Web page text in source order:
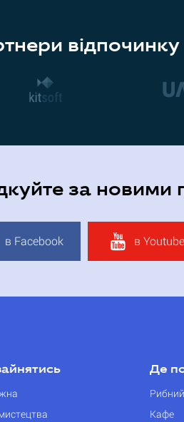
відпочинку
за новими
в Facebook в Youtube
Де
Кафе